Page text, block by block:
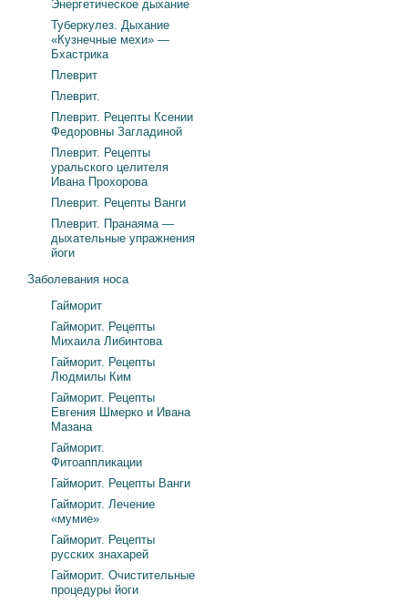
Энергетическое дыхание
Туберкулез. Дыхание
«Кузнечные мехи» —
Бхастрика
Плеврит
Плеврит.
Плеврит. Рецепты Ксении
Федоровны Загладиной
Плеврит. Рецепты
уральского целителя
Ивана Прохорова
Плеврит. Рецепты Ванги
Плеврит. Пранаяма —
дыхательные упражнения
йоги
Заболевания носа
Гайморит
Гайморит. Рецепты
Михаила Либинтова
Гайморит. Рецепты
Людмилы Ким
Гайморит. Рецепты
Евгения Шмерко и Ивана
Мазана
Гайморит.
Фитоаппликации
Гайморит. Рецепты Ванги
Гайморит. Лечение
«мумие»
Гайморит. Рецепты
русских знахарей
Гайморит. Очистительные
процедуры йоги